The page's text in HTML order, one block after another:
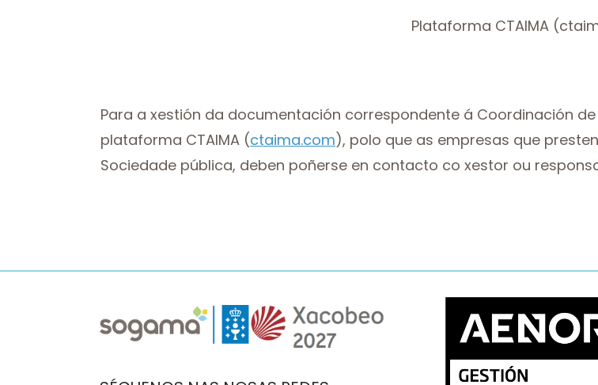
Plataforma CTAIMA
Para a xestión da documentación correspondente á Coordinación
plataforma CTAIMA (ctaima.com), polo que as empresas que
Sociedade pública, deben poñerse en contacto co xestor ou
Imaxe